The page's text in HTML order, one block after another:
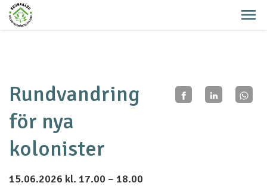
Rundvandring
för nya
kolonister
15.06.2026 kl. 17.00 – 18.00